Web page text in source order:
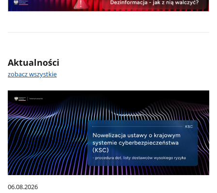
Aktualności
zobacz wszystkie
06.08.2026